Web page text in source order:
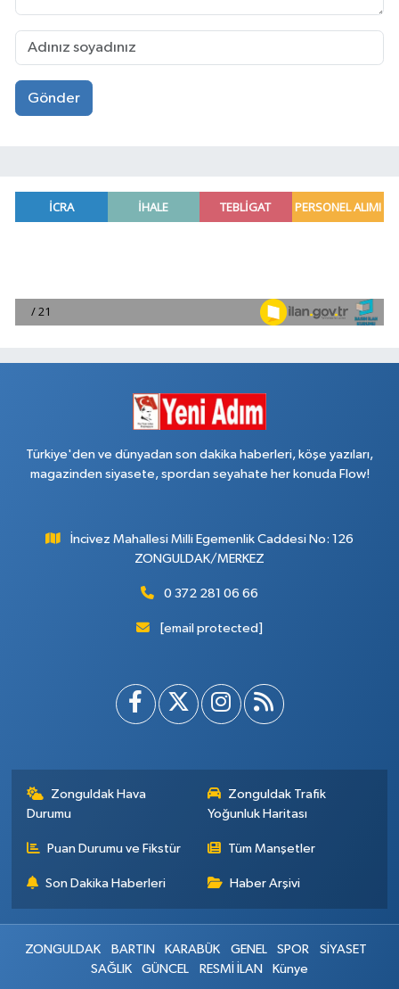
Gönder
Türkiye'den ve dünyadan son dakika haberleri, köşe yazıları,
magazinden siyasete, spordan seyahate her konuda Flow!
İncivez Mahallesi Milli Egemenlik Caddesi No: 126
ZONGULDAK/MERKEZ
0 372 281 06 66
[email protected]
Zonguldak Hava
Durumu
Zonguldak Trafik
Yoğunluk Haritası
Puan Durumu ve Fikstür Tüm Manşetler
Son Dakika Haberleri Haber Arşivi
ZONGULDAK BARTIN KARABÜK GENEL SPOR
SİYASET
SAĞLIK
GÜNCEL RESMİ İLAN Künye